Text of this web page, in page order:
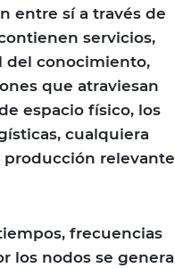
entre sí a través de
servicios,
del conocimiento,
que atraviesan
espacio físico, los
cualquiera
producción relevante
frecuencias
los nodos se genera